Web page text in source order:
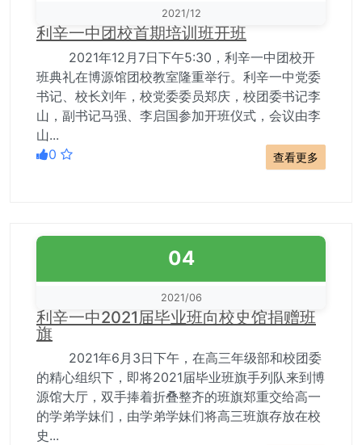
2021/12
利辛一中团校首期培训班开班
2021年12月7日下午5:30，利辛一中团校开
班典礼在博源馆团校教室隆重举行。利辛一中党委
书记、校长刘年，校党委委员郑庆，校团委书记李
山，副书记马强、李启国参加开班仪式，会议由李
山...
0
查看更多
04
2021/06
利辛一中2021届毕业班向校史馆捐赠班
旗
2021年6月3日下午，在高三年级部和校团委
的精心组织下，即将2021届毕业班旗手列队来到博
源馆大厅，双手捧着折叠整齐的班旗郑重交给高一
的学弟学妹们，由学弟学妹们将高三班旗存放在校
史...